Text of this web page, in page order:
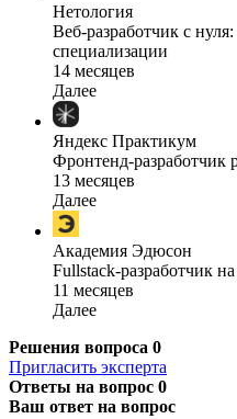
Нетология
Веб-разработчик с
специализации
14 месяцев
Далее
Яндекс Практикум
Фронтенд-разработчик
13 месяцев
Далее
Академия Эдюсон
Fullstack-разработчик
11 месяцев
Далее
Решения вопроса 0
Пригласить эксперта
Ответы на вопрос 0
Ваш ответ на вопрос